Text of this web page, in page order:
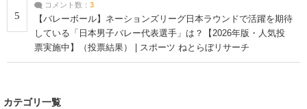
5
コメント数： 3
【バレーボール】ネーションズリーグ日本ラウンドで活躍を期待
している「日本男子バレー代表選手」は？【2026年版・人気投
票実施中】（投票結果） | スポーツ ねとらぼリサーチ
カテゴリ一覧